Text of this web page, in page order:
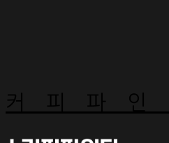
커피파인